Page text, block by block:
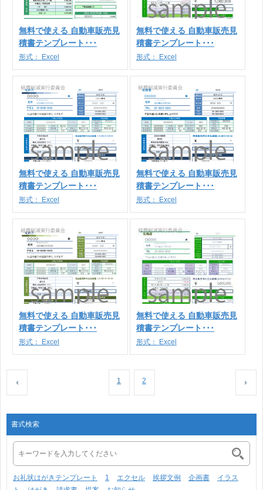
無料で使える 自動車販売見
積書テンプレート･･･
形式： Excel
無料で使える 自動車販売見
積書テンプレート･･･
形式： Excel
無料で使える 自動車販売見
積書テンプレート･･･
形式： Excel
無料で使える 自動車販売見
積書テンプレート･･･
形式： Excel
無料で使える 自動車販売見
積書テンプレート･･･
形式： Excel
無料で使える 自動車販売見
積書テンプレート･･･
形式： Excel
1 2
書式検索
お礼状はがきテンプレート 1 エクセル 挨拶文例 企画書
イラス